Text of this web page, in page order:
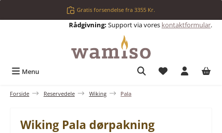
Gratis forsendelse fra 3355 Kr.
Rådgivning: Support via vores kontaktformular.
Menu Du har 0
Forside Reservedele Wiking Pala
Wiking Pala dørpakning